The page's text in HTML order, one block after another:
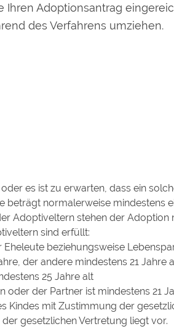
Ihren Adoptionsantrag
des Verfahrens umziehen.
es ist zu erwarten, dass ein
beträgt normalerweise mindestens
Adoptiveltern stehen der Adoption
sind erfüllt:
beziehungsweise
der andere mindestens 21 Jahre
25 Jahre alt
oder der Partner ist mindestens 21
Kindes mit Zustimmung der
gesetzlichen Vertretung liegt vor.